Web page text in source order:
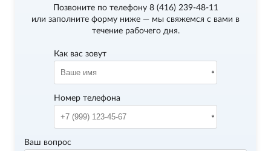
Позвоните по телефону 8 (416) 239-48-11
или заполните форму ниже — мы свяжемся с вами в
течение рабочего дня.
Как вас зовут
Номер телефона
Ваш вопрос